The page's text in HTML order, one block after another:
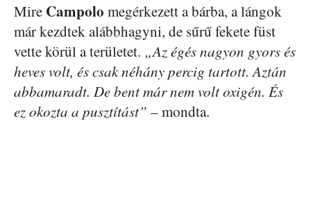
Mire Campolo megérkezett a bárba, a lángok
már kezdtek alábbhagyni, de sűrű fekete füst
vette körül a területet. „Az égés nagyon gyors és
heves volt, és csak néhány percig tartott. Aztán
abbamaradt. De bent már nem volt oxigén. És
ez okozta a pusztítást” – mondta.